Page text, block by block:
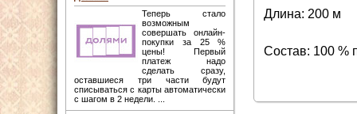
Теперь стало
возможным
совершать онлайн-
покупки за 25 %
цены! Первый
платеж надо
сделать сразу,
оставшиеся три части будут
списываться с карты автоматически
с шагом в 2 недели. ...
Длина: 200 м
Состав: 100 %